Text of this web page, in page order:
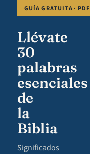
GUÍA GRATUITA · PDF
Llévate
30
palabras
esenciales
de
la
Biblia
Significados